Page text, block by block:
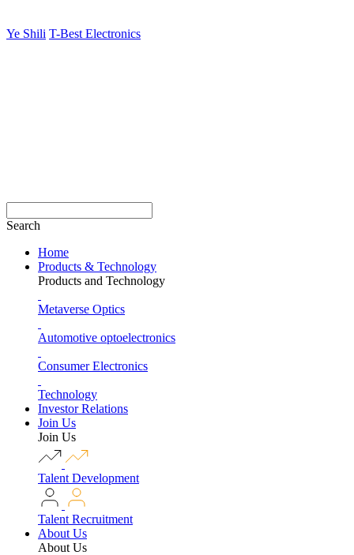
Ye Shili T-Best Electronics
Search
Home
Products & Technology
Products and Technology
Metaverse Optics
Automotive optoelectronics
Consumer Electronics
Technology
Investor Relations
Join Us
Join Us
Talent Development
Talent Recruitment
About Us
About Us